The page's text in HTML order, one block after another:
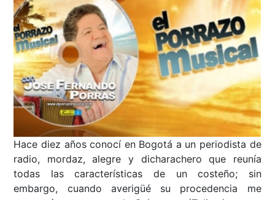
Hace diez años conocí en Bogotá a un periodista de
radio, mordaz, alegre y dicharachero que reunía
todas las características de un costeño; sin
embargo, cuando averigüé su procedencia me